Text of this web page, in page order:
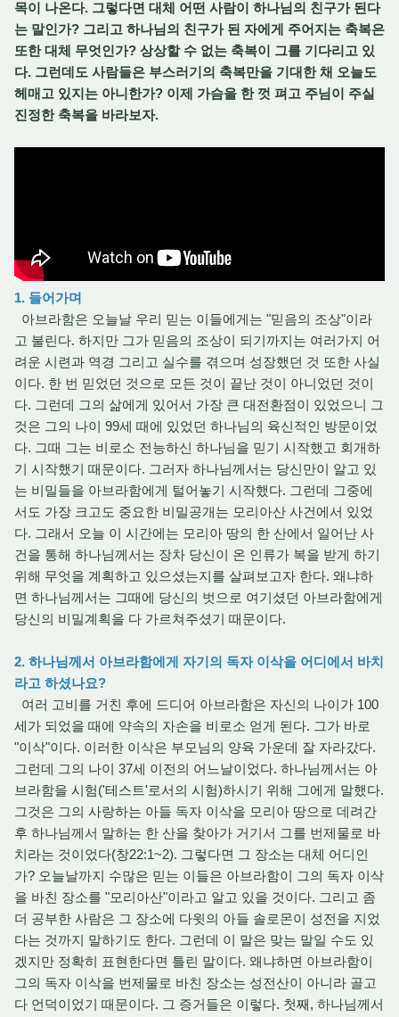
목이 나온다. 그렇다면 대체 어떤 사람이 하나님의 친구가 된다
는 말인가? 그리고 하나님의 친구가 된 자에게 주어지는 축복은
또한 대체 무엇인가? 상상할 수 없는 축복이 그를 기다리고 있
다. 그런데도 사람들은 부스러기의 축복만을 기대한 채 오늘도
헤매고 있지는 아니한가? 이제 가슴을 한 껏 펴고 주님이 주실
진정한 축복을 바라보자.
1. 들어가며
아브라함은 오늘날 우리 믿는 이들에게는 "믿음의 조상"이라
고 불린다. 하지만 그가 믿음의 조상이 되기까지는 여러가지 어
려운 시련과 역경 그리고 실수를 겪으며 성장했던 것 또한 사실
이다. 한 번 믿었던 것으로 모든 것이 끝난 것이 아니었던 것이
다. 그런데 그의 삶에게 있어서 가장 큰 대전환점이 있었으니 그
것은 그의 나이 99세 때에 있었던 하나님의 육신적인 방문이었
다. 그때 그는 비로소 전능하신 하나님을 믿기 시작했고 회개하
기 시작했기 때문이다. 그러자 하나님께서는 당신만이 알고 있
는 비밀들을 아브라함에게 털어놓기 시작했다. 그런데 그중에
서도 가장 크고도 중요한 비밀공개는 모리아산 사건에서 있었
다. 그래서 오늘 이 시간에는 모리아 땅의 한 산에서 일어난 사
건을 통해 하나님께서는 장차 당신이 온 인류가 복을 받게 하기
위해 무엇을 계획하고 있으셨는지를 살펴보고자 한다. 왜냐하
면 하나님께서는 그때에 당신의 벗으로 여기셨던 아브라함에게
당신의 비밀계획을 다 가르쳐주셨기 때문이다.
2. 하나님께서 아브라함에게 자기의 독자 이삭을 어디에서 바치
라고 하셨나요?
여러 고비를 거친 후에 드디어 아브라함은 자신의 나이가 100
세가 되었을 때에 약속의 자손을 비로소 얻게 된다. 그가 바로
"이삭"이다. 이러한 이삭은 부모님의 양육 가운데 잘 자라갔다.
그런데 그의 나이 37세 이전의 어느날이었다. 하나님께서는 아
브라함을 시험('테스트'로서의 시험)하시기 위해 그에게 말했다.
그것은 그의 사랑하는 아들 독자 이삭을 모리아 땅으로 데려간
후 하나님께서 말하는 한 산을 찾아가 거기서 그를 번제물로 바
치라는 것이었다(창22:1~2). 그렇다면 그 장소는 대체 어디인
가? 오늘날까지 수많은 믿는 이들은 아브라함이 그의 독자 이삭
을 바친 장소를 "모리아산"이라고 알고 있을 것이다. 그리고 좀
더 공부한 사람은 그 장소에 다윗의 아들 솔로몬이 성전을 지었
다는 것까지 말하기도 한다. 그런데 이 말은 맞는 말일 수도 있
겠지만 정확히 표현한다면 틀린 말이다. 왜냐하면 아브라함이
그의 독자 이삭을 번제물로 바친 장소는 성전산이 아니라 골고
다 언덕이었기 때문이다. 그 증거들은 이렇다. 첫째, 하나님께서